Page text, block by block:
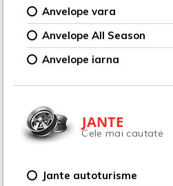
Anvelope vara
Anvelope All Season
Anvelope iarna
JANTE
Cele mai cautate
Jante autoturisme